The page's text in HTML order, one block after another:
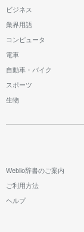
ビジネス
業界用語
コンピュータ
電車
自動車・バイク
スポーツ
生物
Weblio辞書のご案内
ご利用方法
ヘルプ